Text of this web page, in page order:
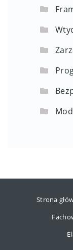
Strona